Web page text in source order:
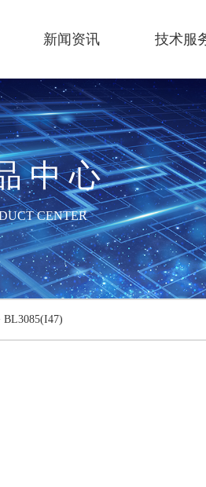
新闻资讯 技术服
中心
CENTER
BL3085(I47)